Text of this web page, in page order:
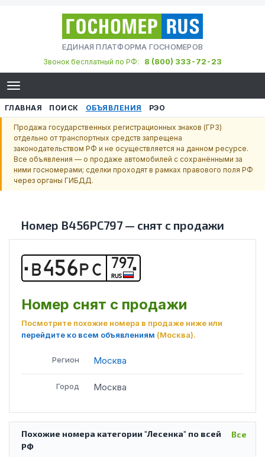
ЕДИНАЯ ПЛАТФОРМА ГОСНОМЕРОВ
Звонок бесплатный по РФ:
8 (800) 333-72-23
ГЛАВНАЯ ПОИСК ОБЪЯВЛЕНИЯ РЭО
Продажа государственных регистрационных знаков (ГРЗ)
отдельно от транспортных средств запрещена
законодательством РФ и не осуществляется на данном ресурсе.
Все объявления — о продаже автомобилей с сохранёнными за
ними госномерами; сделки проходят в рамках правового поля РФ
через органы ГИБДД.
Номер В456РС797— снят с продажи
В456Р С 797
RUS
Номер снят с продажи
Посмотрите похожие номера в продаже ниже или
перейдите ко всем объявлениям (Москва).
Регион Москва
Город Москва
Все
Похожие номера категории "Лесенка" по всей
РФ